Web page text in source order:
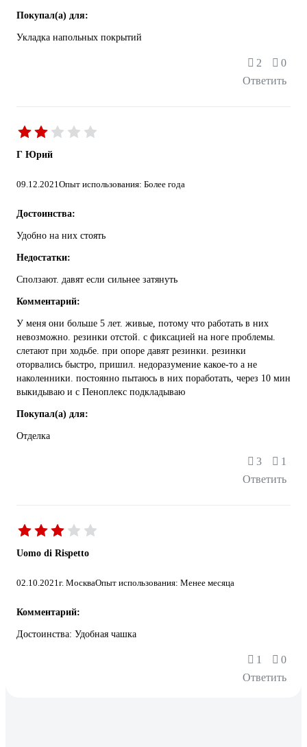
Покупал(а) для:
Укладка напольных покрытий
Ответить
2 0
Г Юрий
09.12.2021Опыт использования: Более года
Достоинства:
Удобно на них стоять
Недостатки:
Сползают. давят если сильнее затянуть
Комментарий:
У меня они больше 5 лет. живые, потому что работать в них
невозможно. резинки отстой. с фиксацией на ноге проблемы.
слетают при ходьбе. при опоре давят резинки. резинки
оторвались быстро, пришил. недоразумение какое-то а не
наколенники. постоянно пытаюсь в них поработать, через 10 мин
выкидываю и с Пеноплекс подкладываю
Покупал(а) для:
Отделка
Ответить
3 1
Uomo di Rispetto
02.10.2021г. МоскваОпыт использования: Менее месяца
Комментарий:
Достоинства: Удобная чашка
Ответить
1 0